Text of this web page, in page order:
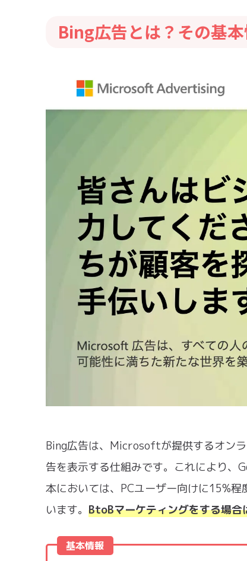
Bing広告とは？その基
Bing広告は、Microsoftが提供するオン
告を表示する仕組みです。これにより、
本においては、PCユーザー向けに15%
います。 BtoBマーケティングをする場
基本情報